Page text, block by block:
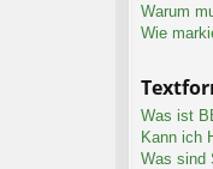
Warum
Wie
Was ist
Kann ich
Was sind